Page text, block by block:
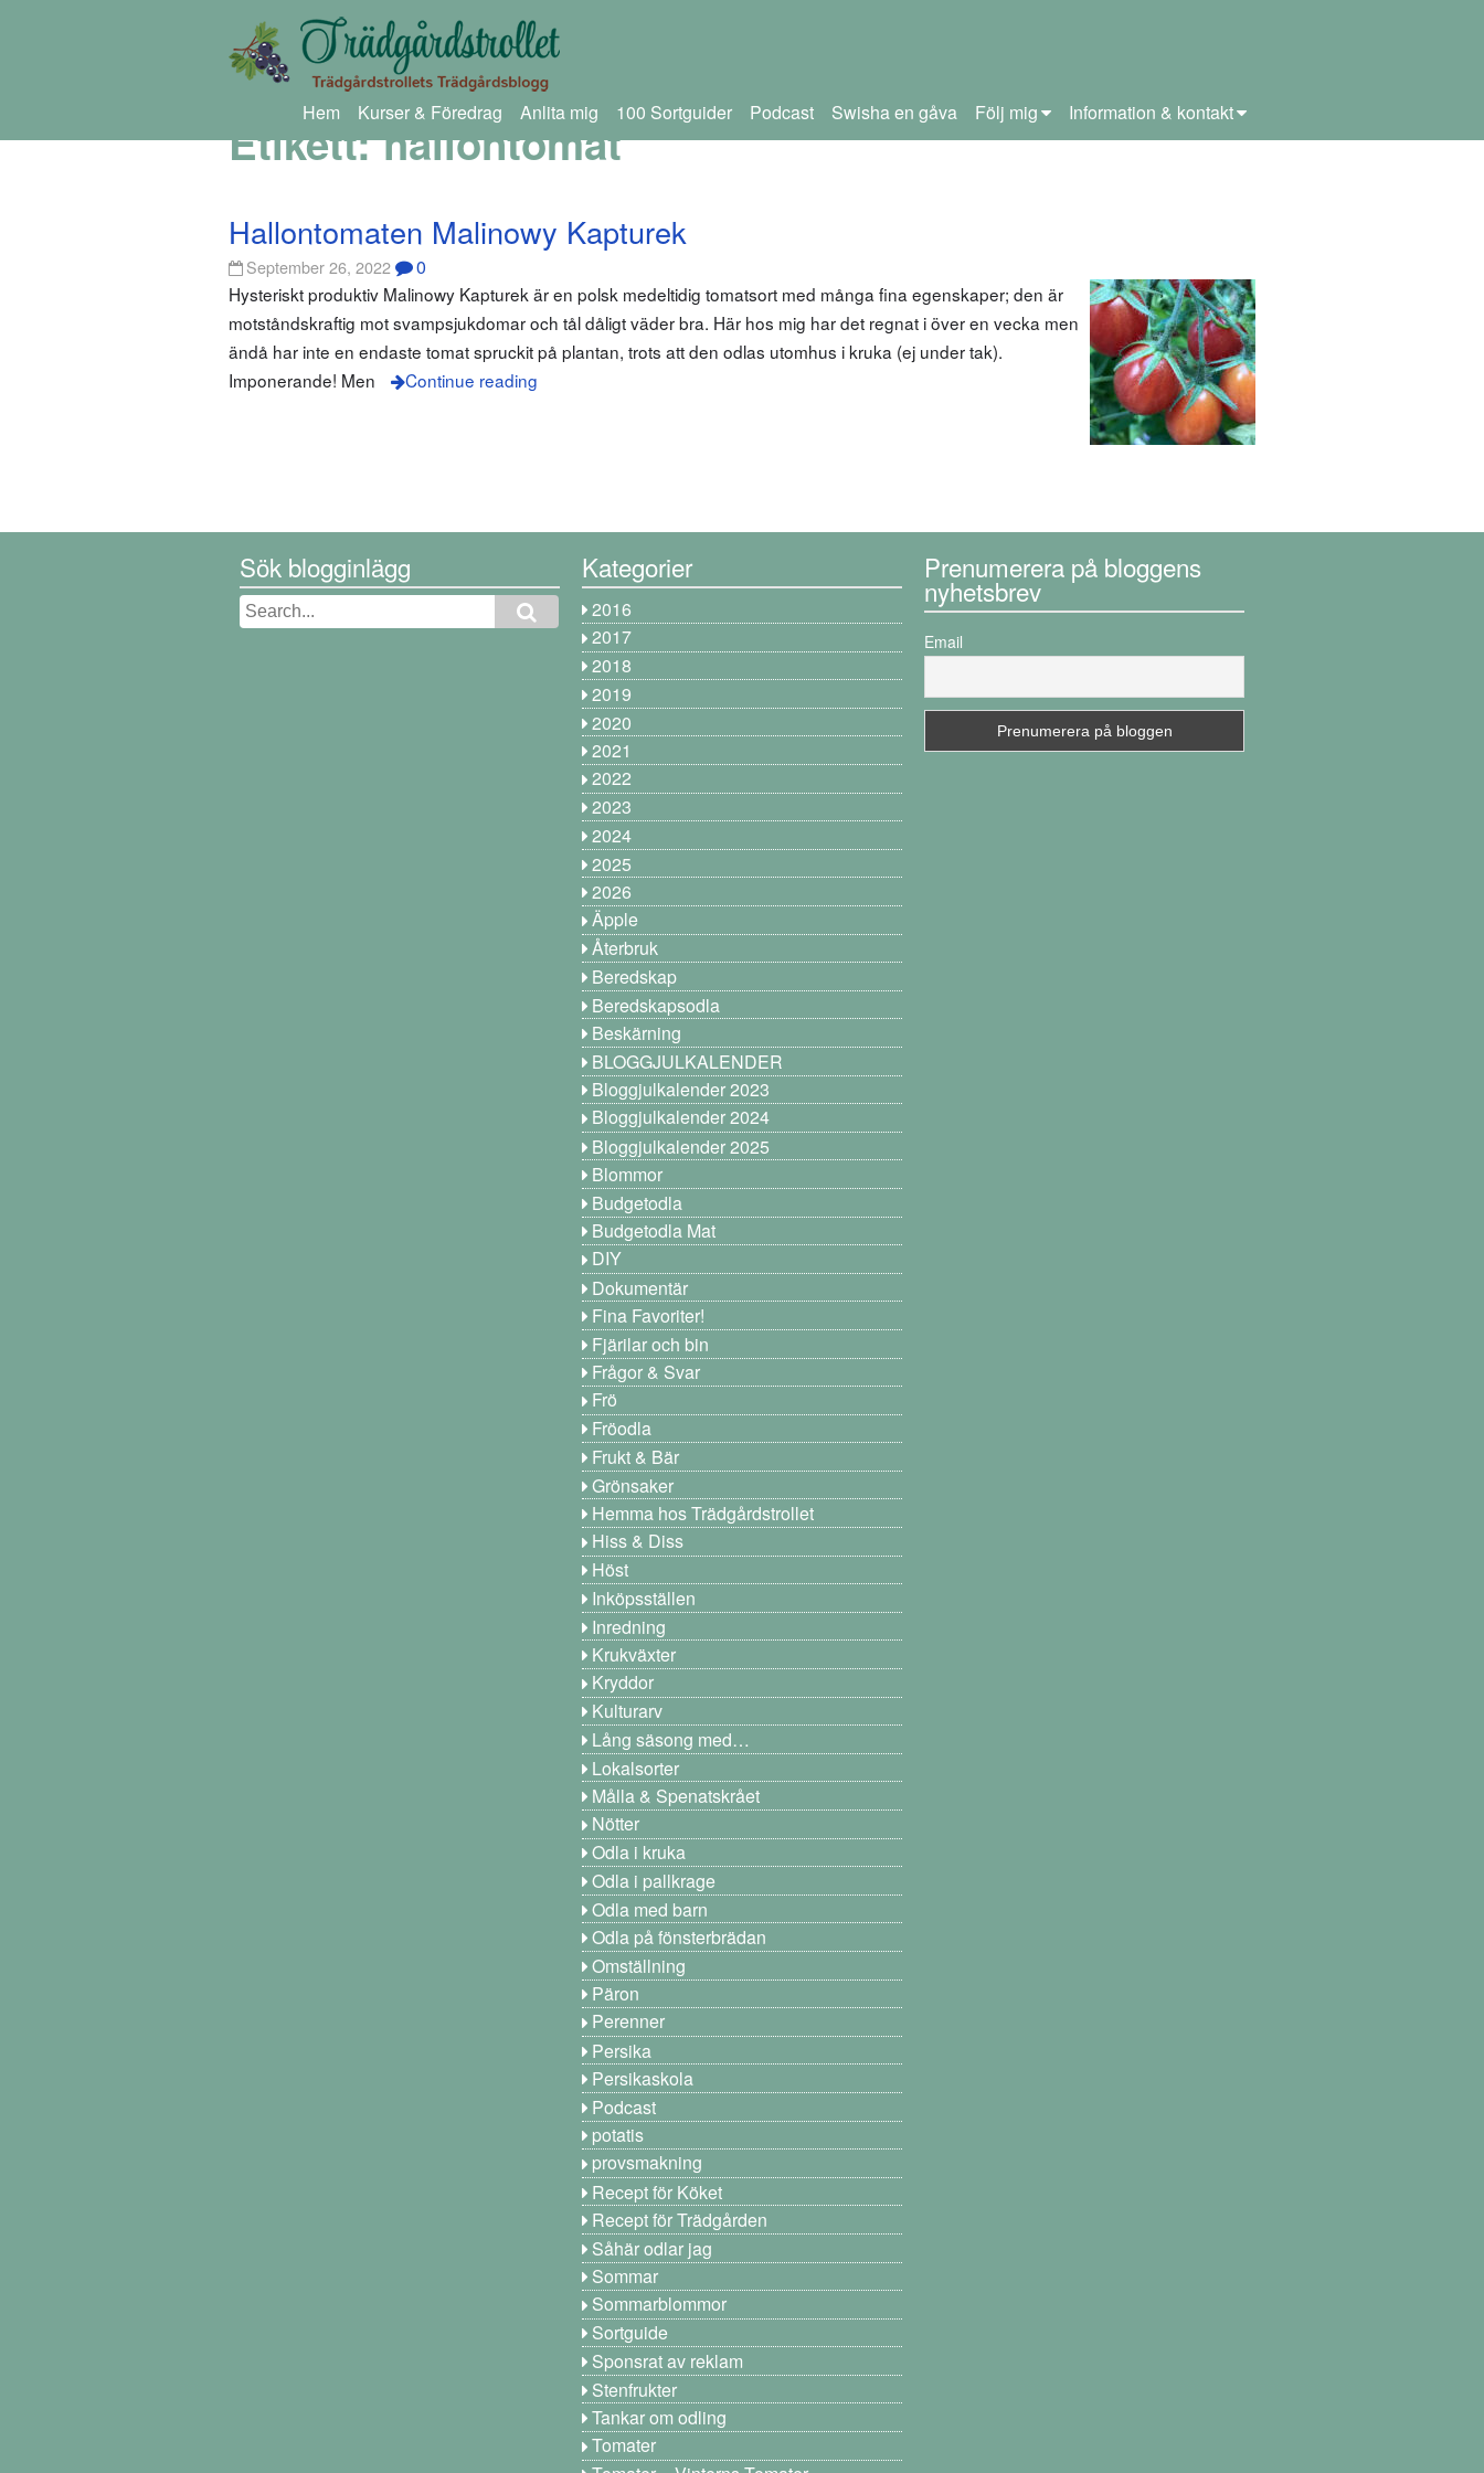
Hem Kurser & Föredrag Anlita mig 100 Sortguider Podcast Swisha en gåva Följ mig Information & kontakt
Etikett:hallontomat
Hallontomaten Malinowy Kapturek
September 26, 2022 0
Hysteriskt produktiv Malinowy Kapturek är en polsk medeltidig tomatsort med många fina egenskaper; den är
motståndskraftig mot svampsjukdomar och tål dåligt väder bra. Här hos mig har det regnat i över en vecka men
ändå har inte en endaste tomat spruckit på plantan, trots att den odlas utomhus i kruka (ej under tak).
Imponerande! Men
Continue reading
Sök blogginlägg Kategorier
2016
2017
2018
2019
2020
2021
2022
2023
2024
2025
2026
Äpple
Återbruk
Beredskap
Beredskapsodla
Beskärning
BLOGGJULKALENDER
Bloggjulkalender 2023
Bloggjulkalender 2024
Bloggjulkalender 2025
Blommor
Budgetodla
Budgetodla Mat
DIY
Dokumentär
Fina Favoriter!
Fjärilar och bin
Frågor & Svar
Frö
Fröodla
Frukt & Bär
Grönsaker
Hemma hos Trädgårdstrollet
Hiss & Diss
Höst
Inköpsställen
Inredning
Krukväxter
Kryddor
Kulturarv
Lång säsong med…
Lokalsorter
Målla & Spenatskrået
Nötter
Odla i kruka
Odla i pallkrage
Odla med barn
Odla på fönsterbrädan
Omställning
Päron
Perenner
Persika
Persikaskola
Podcast
potatis
provsmakning
Recept för Köket
Recept för Trädgården
Såhär odlar jag
Sommar
Sommarblommor
Sortguide
Sponsrat av reklam
Stenfrukter
Tankar om odling
Tomater
Prenumerera på bloggens
nyhetsbrev
Email